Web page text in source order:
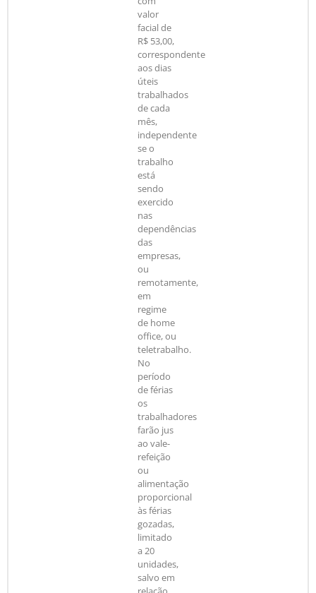
valor
facial de
R$ 53,00,
correspondente
aos dias
úteis
trabalhados
de cada
mês,
independente
se o
trabalho
está
sendo
exercido
nas
dependências
das
empresas,
ou
remotamente,
em
regime
de home
office, ou
teletrabalho.
No
período
de férias
os
trabalhadores
farão jus
ao vale-
refeição
ou
alimentação
proporcional
às férias
gozadas,
limitado
a 20
unidades,
salvo em